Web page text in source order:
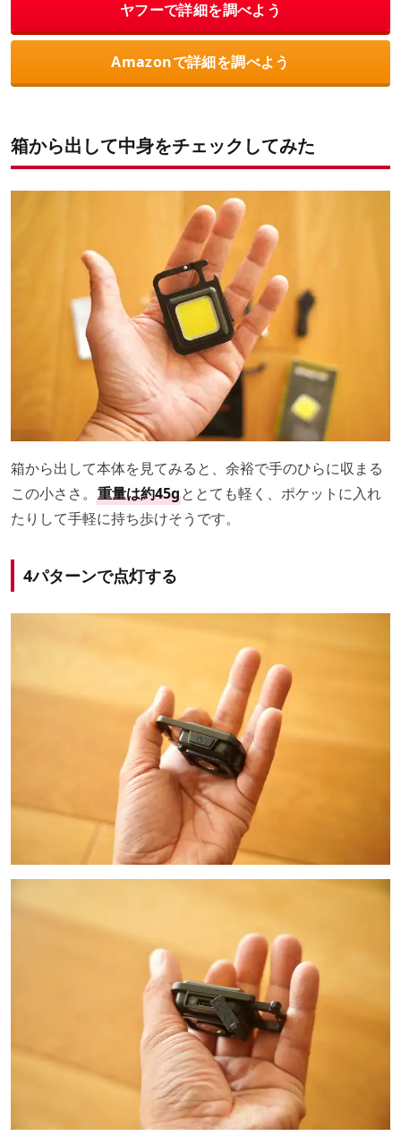
ヤフーで詳細を調べよう
Amazonで詳細を調べよう
箱から出して中身をチェックしてみた
箱から出して本体を見てみると、余裕で手のひらに収まる
この小ささ。 重量は約45gととても軽く、ポケットに入れ
たりして手軽に持ち歩けそうです。
4パターンで点灯する